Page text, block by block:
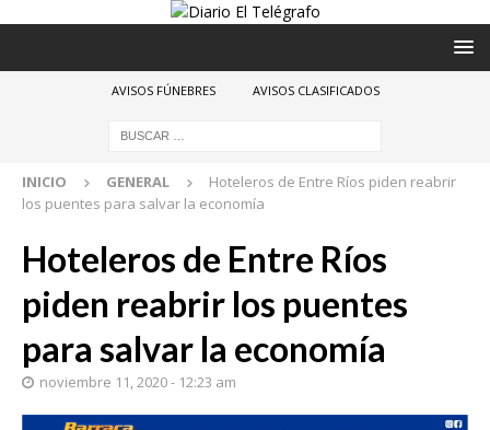
AVISOS FÚNEBRES AVISOS CLASIFICADOS
INICIO GENERAL
Hoteleros de Entre Ríos piden reabrir
los puentes para salvar la economía
Hoteleros de Entre Ríos
piden reabrir los puentes
para salvar la economía
noviembre 11, 2020 - 12:23 am